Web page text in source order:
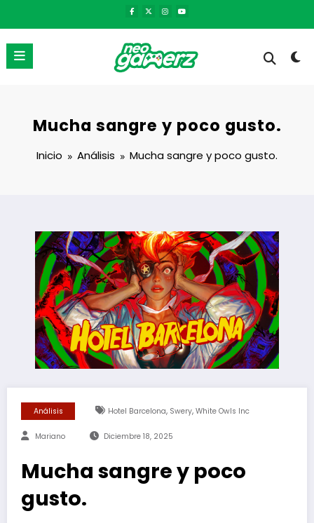
contenido
Mucha sangre y poco gusto.
Inicio Análisis Mucha sangre y poco gusto.
Análisis Hotel Barcelona, Swery, White Owls Inc
Mariano Diciembre 18, 2025
Mucha sangre y poco
gusto.